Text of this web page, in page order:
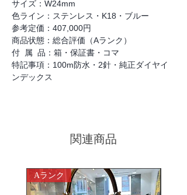
サイズ：W24mm
色ライン：ステンレス・K18・ブルー
参考定価：407,000円
商品状態：総合評価（Aランク）
付 属 品：箱・保証書・コマ
特記事項：100m防水・2針・純正ダイヤイ
ンデックス
関連商品
Aランク